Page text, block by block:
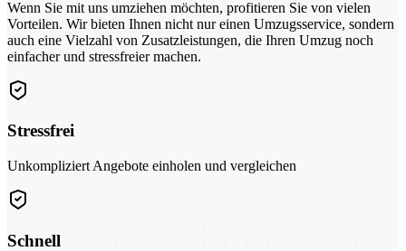
Wenn Sie mit uns umziehen möchten, profitieren Sie von vielen
Vorteilen. Wir bieten Ihnen nicht nur einen Umzugsservice, sondern
auch eine Vielzahl von Zusatzleistungen, die Ihren Umzug noch
einfacher und stressfreier machen.
Stressfrei
Unkompliziert Angebote einholen und vergleichen
Schnell